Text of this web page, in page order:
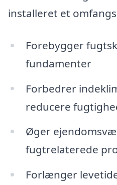
installeret et
Forebygger
fundamenter
Forbedrer
reducere
Øger
fugtrelaterede
Forlænger